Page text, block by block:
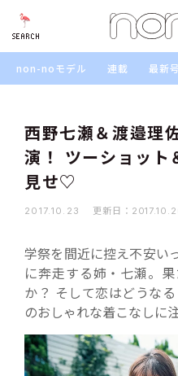
SEARCH
non-noモデル 連載 最新号
西野七瀬＆渡邉理
演！ ツーショット
見せ♡
2017.10.23 更新日：
学祭を間近に控え不安い
に奔走する姉・七瀬。
か？ そして恋はどうな
のおしゃれな着こなしに